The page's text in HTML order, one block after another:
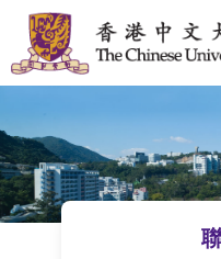
跳至主要內容